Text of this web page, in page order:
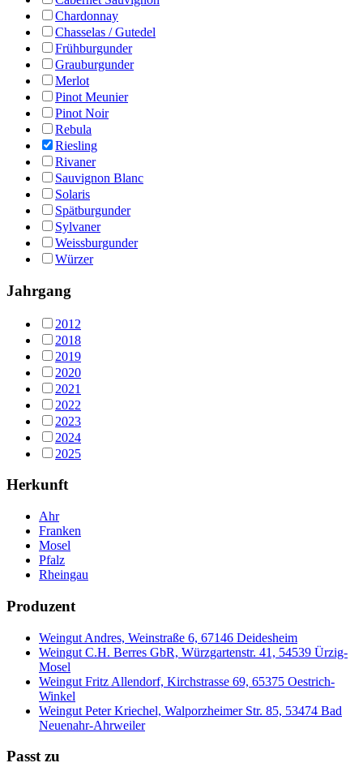
Chardonnay
Chasselas / Gutedel
Frühburgunder
Grauburgunder
Merlot
Pinot Meunier
Pinot Noir
Rebula
Riesling
Rivaner
Sauvignon Blanc
Solaris
Spätburgunder
Sylvaner
Weissburgunder
Würzer
Jahrgang
2012
2018
2019
2020
2021
2022
2023
2024
2025
Herkunft
Ahr
Franken
Mosel
Pfalz
Rheingau
Produzent
Weingut Andres, Weinstraße 6, 67146 Deidesheim
Weingut C.H. Berres GbR, Würzgartenstr. 41, 54539 Ürzig-
Mosel
Weingut Fritz Allendorf, Kirchstrasse 69, 65375 Oestrich-
Winkel
Weingut Peter Kriechel, Walporzheimer Str. 85, 53474 Bad
Neuenahr-Ahrweiler
Passt zu